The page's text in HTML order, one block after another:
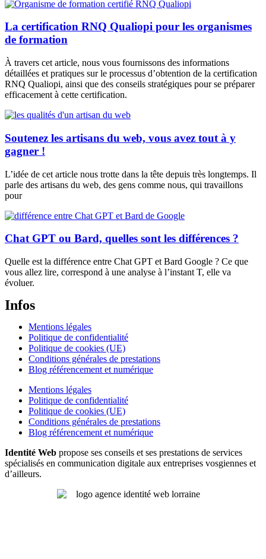
La certification RNQ Qualiopi pour les organismes
de formation
À travers cet article, nous vous fournissons des informations
détaillées et pratiques sur le processus d’obtention de la certification
RNQ Qualiopi, ainsi que des conseils stratégiques pour se préparer
efficacement à cette certification.
Soutenez les artisans du web, vous avez tout à y
gagner !
L’idée de cet article nous trotte dans la tête depuis très longtemps. Il
parle des artisans du web, des gens comme nous, qui travaillons
pour
Chat GPT ou Bard, quelles sont les différences ?
Quelle est la différence entre Chat GPT et Bard Google ? Ce que
vous allez lire, correspond à une analyse à l’instant T, elle va
évoluer.
Infos
Mentions légales
Politique de confidentialité
Politique de cookies (UE)
Conditions générales de prestations
Blog référencement et numérique
Mentions légales
Politique de confidentialité
Politique de cookies (UE)
Conditions générales de prestations
Blog référencement et numérique
Identité Web propose ses conseils et ses prestations de services
spécialisés en communication digitale aux entreprises vosgiennes et
d’ailleurs.